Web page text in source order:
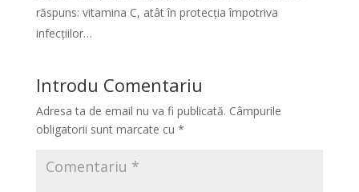
răspuns: vitamina C, atât în protecția împotriva
infecțiilor…
Introdu Comentariu
Adresa ta de email nu va fi publicată. Câmpurile
obligatorii sunt marcate cu *